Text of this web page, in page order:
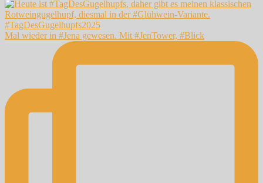
Mal wieder in #Jena gewesen. Mit #JenTower, #Blick